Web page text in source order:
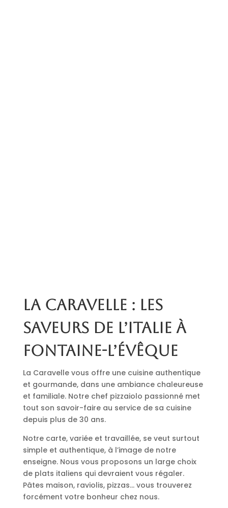
La Caravelle : les
saveurs de l’Italie à
Fontaine-l’Évêque
La Caravelle vous offre une cuisine authentique
et gourmande, dans une ambiance chaleureuse
et familiale. Notre chef pizzaiolo passionné met
tout son savoir-faire au service de sa cuisine
depuis plus de 30 ans.
Notre carte, variée et travaillée, se veut surtout
simple et authentique, à l’image de notre
enseigne. Nous vous proposons un large choix
de plats italiens qui devraient vous régaler.
Pâtes maison, raviolis, pizzas… vous trouverez
forcément votre bonheur chez nous.